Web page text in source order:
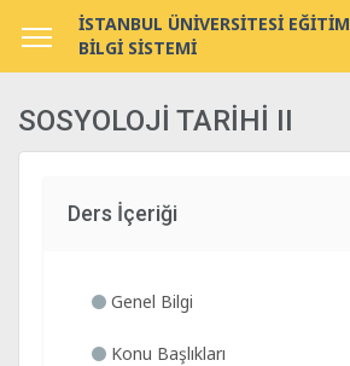
İSTANBUL ÜNİVERSİTESİ EĞİTİM
BİLGİ SİSTEMİ
SOSYOLOJİ TARİHİ II
Ders İçeriği
Genel Bilgi
Konu Başlıkları